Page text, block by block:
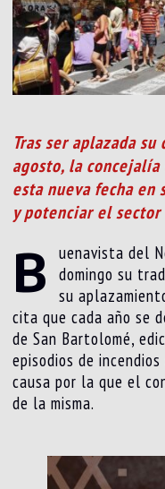
Tras ser aplazada
agosto, la
esta nueva fecha en
y potenciar el sector
B
uenavista del
domingo su
su
cita que cada año se
de San Bartolomé,
episodios de
causa por la que el
de la misma.